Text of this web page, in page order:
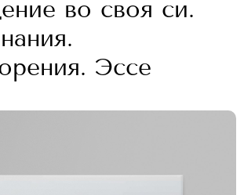
во своя си.
Эссе